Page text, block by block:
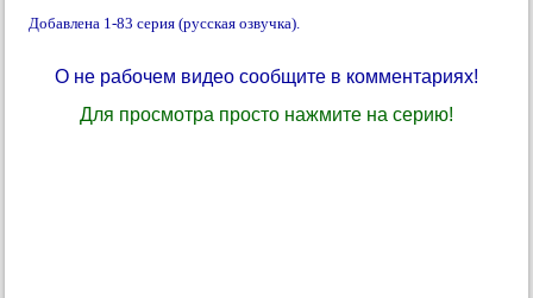
Добавлена 1-83 серия (русская озвучка).
О не рабочем видео сообщите в комментариях!
Для просмотра просто нажмите на серию!